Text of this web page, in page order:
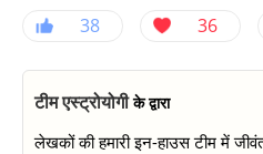
38
36
टीम एस्ट्रोयोगीके द्वारा
लेखकों की हमारी इन-हाउस टीम में